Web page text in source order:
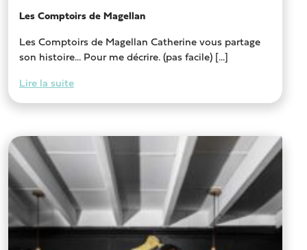
Les Comptoirs de Magellan
Les Comptoirs de Magellan Catherine vous partage
son histoire… Pour me décrire. (pas facile) [...]
Lire la suite